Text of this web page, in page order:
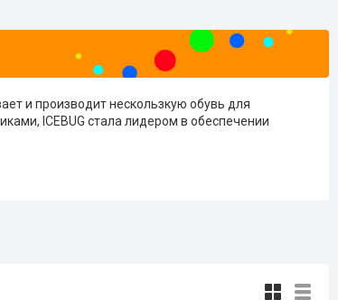
и производит нескользкую обувь для
ICEBUG стала лидером в обеспечении